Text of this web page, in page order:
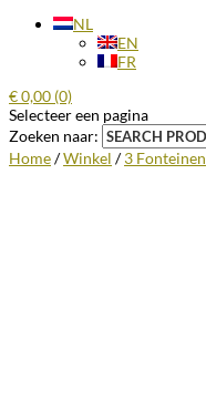
NL
EN
FR
€0,00 (0)
Selecteer een pagina
Zoeken naar:
Home/Winkel /3 Fonteinen